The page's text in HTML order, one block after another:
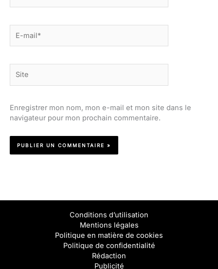
mail*
Enregistrer mon nom, mon e-mail et mon site dans le
navigateur pour mon prochain commentaire.
Conditions d’utilisation
Mentions légales
Politique en matière de cookies
Politique de confidentialité
Rédaction
Publicité